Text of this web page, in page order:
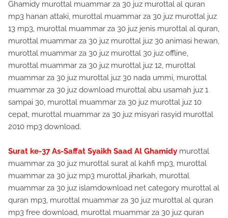
Ghamidy murottal muammar za 30 juz murottal al quran
mp3 hanan attaki, murottal muammar za 30 juz murottal juz
13 mp3, murottal muammar za 30 juz jenis murottal al quran,
murottal muammar za 30 juz murottal juz 30 animasi hewan,
murottal muammar za 30 juz murottal 30 juz offline,
murottal muammar za 30 juz murottal juz 12, murottal
muammar za 30 juz murottal juz 30 nada ummi, murottal
muammar za 30 juz download murottal abu usamah juz 1
sampai 30, murottal muammar za 30 juz murottal juz 10
cepat, murottal muammar za 30 juz misyari rasyid murottal
2010 mp3 download.
Surat ke-37 As-Saffat Syaikh Saad Al Ghamidy murottal
muammar za 30 juz murottal surat al kahfi mp3, murottal
muammar za 30 juz mp3 murottal jiharkah, murottal
muammar za 30 juz islamdownload net category murottal al
quran mp3, murottal muammar za 30 juz murottal al quran
mp3 free download, murottal muammar za 30 juz quran